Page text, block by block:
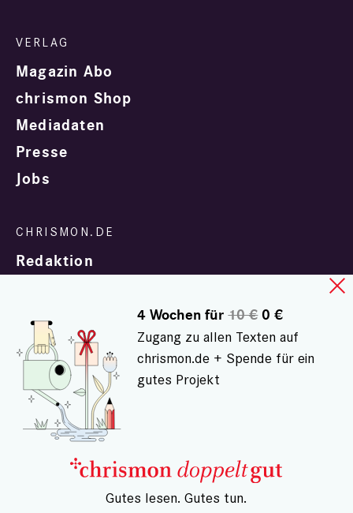
Magazin Abo
chrismon Shop
Mediadaten
Presse
Jobs
Redaktion
In Zusammenarbeit mit
© chrismon.de 2001 - 2026
Alle Rechte vorbehalten.
4 Wochen für10 €0 €
Zugang zu allen Texten auf
chrismon.de + Spende für ein
gutes Projekt
– Gutes lesen. Gutes tun.